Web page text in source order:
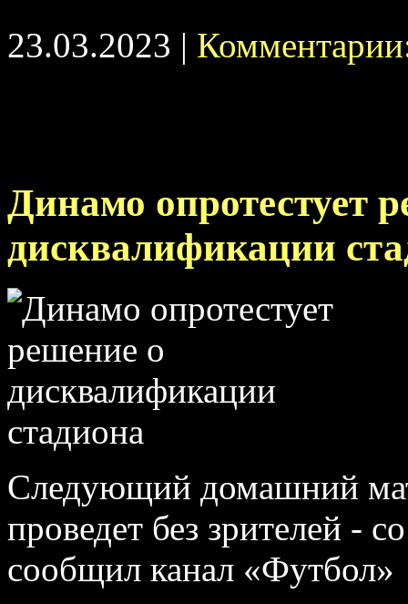
23.03.2023 |
Динамо опротестует
дисквалификации
Следующий домашний
проведет без зрителей -
сообщил канал «Футбол»